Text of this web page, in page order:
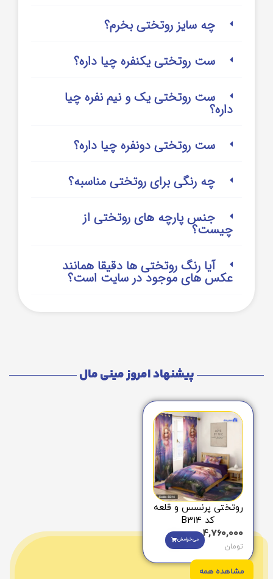
چه سایز روتختی بخرم؟
ست روتختی یکنفره چیا داره؟
ست روتختی یک و نیم نفره چیا
داره؟
ست روتختی دونفره چیا داره؟
چه رنگی برای روتختی مناسبه؟
جنس پارچه های روتختی از
چیست؟
آیا رنگ روتختی ها دقیقا همانند
عکس های موجود در سایت است؟
پیشنهاد امروز مینی مال
روتختی پرنسس و قلعه
کد B314
4,760,000
تومان
می‌خوامش
مشاهده همه